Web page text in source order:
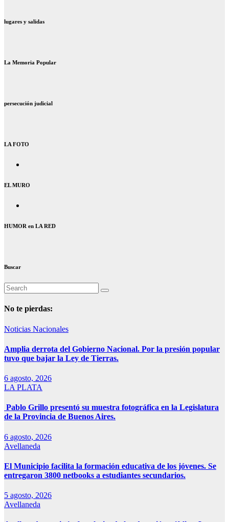
lugares y salidas
La Memoria Popular
persecución judicial
LA FOTO
EL MURO
HUMOR en LA RED
Buscar
No te pierdas:
Noticias Nacionales
Amplia derrota del Gobierno Nacional. Por la presión popular
tuvo que bajar la Ley de Tierras.
6 agosto, 2026
LA PLATA
Pablo Grillo presentó su muestra fotográfica en la Legislatura
de la Provincia de Buenos Aires.
6 agosto, 2026
Avellaneda
El Municipio facilita la formación educativa de los jóvenes. Se
entregaron 3800 netbooks a estudiantes secundarios.
5 agosto, 2026
Avellaneda